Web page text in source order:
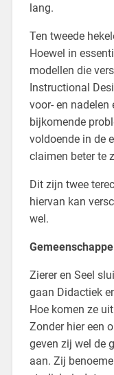
lang.
Ten tweede
Hoewel in
modellen die
Instructional
voor- en nadelen
bijkomende
voldoende in de
claimen beter te
Dit zijn twee
hiervan kan
wel.
Zierer en Seel
gaan Didactiek
Hoe komen ze
Zonder hier een
geven zij wel de
aan. Zij